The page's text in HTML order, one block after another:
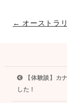
← オーストラ
【体験談】カ
した！